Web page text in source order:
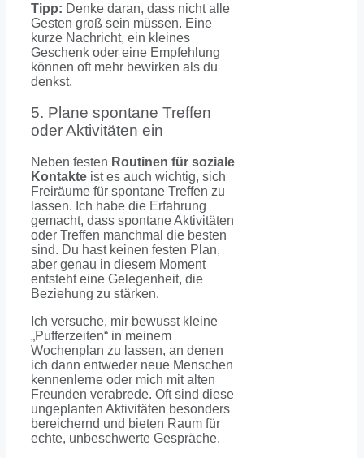
Tipp: Denke daran, dass nicht alle
Gesten groß sein müssen. Eine
kurze Nachricht, ein kleines
Geschenk oder eine Empfehlung
können oft mehr bewirken als du
denkst.
5. Plane spontane Treffen
oder Aktivitäten ein
Neben festen Routinen für soziale
Kontakte ist es auch wichtig, sich
Freiräume für spontane Treffen zu
lassen. Ich habe die Erfahrung
gemacht, dass spontane Aktivitäten
oder Treffen manchmal die besten
sind. Du hast keinen festen Plan,
aber genau in diesem Moment
entsteht eine Gelegenheit, die
Beziehung zu stärken.
Ich versuche, mir bewusst kleine
„Pufferzeiten“ in meinem
Wochenplan zu lassen, an denen
ich dann entweder neue Menschen
kennenlerne oder mich mit alten
Freunden verabrede. Oft sind diese
ungeplanten Aktivitäten besonders
bereichernd und bieten Raum für
echte, unbeschwerte Gespräche.